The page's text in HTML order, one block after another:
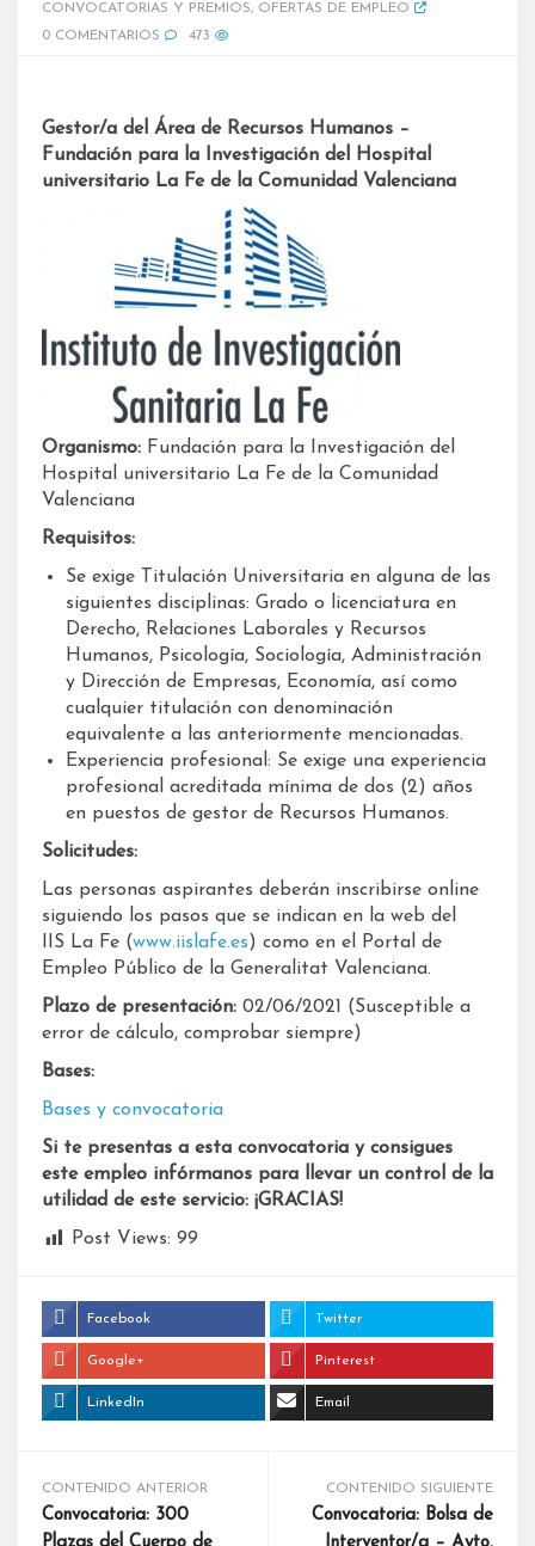
CONVOCATORIAS Y PREMIOS, OFERTAS DE EMPLEO
0 COMENTARIOS
473
Gestor/a del Área de Recursos Humanos –
Fundación para la Investigación del Hospital
universitario La Fe de la Comunidad Valenciana
Organismo: Fundación para la Investigación del
Hospital universitario La Fe de la Comunidad
Valenciana
Requisitos:
Se exige Titulación Universitaria en alguna de las
siguientes disciplinas: Grado o licenciatura en
Derecho, Relaciones Laborales y Recursos
Humanos, Psicología, Sociología, Administración
y Dirección de Empresas, Economía, así como
cualquier titulación con denominación
equivalente a las anteriormente mencionadas.
Experiencia profesional: Se exige una experiencia
profesional acreditada mínima de dos (2) años
en puestos de gestor de Recursos Humanos.
Solicitudes:
Las personas aspirantes deberán inscribirse online
siguiendo los pasos que se indican en la web del
IIS La Fe (www.iislafe.es) como en el Portal de
Empleo Público de la Generalitat Valenciana.
Plazo de presentación: 02/06/2021 (Susceptible a
error de cálculo, comprobar siempre)
Bases:
Bases y convocatoria
Si te presentas a esta convocatoria y consigues
este empleo infórmanos para llevar un control de la
utilidad de este servicio: ¡GRACIAS!
Post Views: 99
Facebook Twitter
Google+ Pinterest
LinkedIn Email
CONTENIDO ANTERIOR
Convocatoria: 300
CONTENIDO SIGUIENTE
Convocatoria: Bolsa de